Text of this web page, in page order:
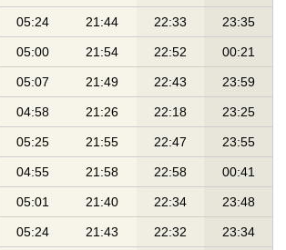
05:24 21:44 22:33 23:35
05:00 21:54 22:52 00:21
05:07 21:49 22:43 23:59
04:58 21:26 22:18 23:25
05:25 21:55 22:47 23:55
04:55 21:58 22:58 00:41
05:01 21:40 22:34 23:48
05:24 21:43 22:32 23:34